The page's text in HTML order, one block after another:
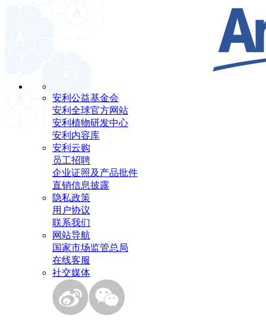
安利公益基金会
安利全球官方网站
安利植物研发中心
安利内容库
安利云购
员工招聘
企业证照及产品批件
直销信息披露
隐私政策
用户协议
联系我们
网站导航
国家市场监管总局
在线客服
社交媒体